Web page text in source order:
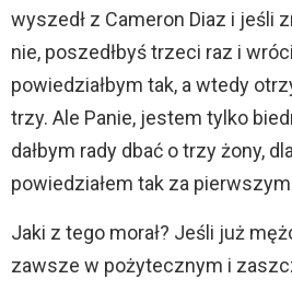
wyszedł z Cameron Diaz i jeśli
nie, poszedłbyś trzeci raz i
powiedziałbym tak, a wtedy
trzy. Ale Panie, jestem tylko
dałbym rady dbać o trzy żony,
powiedziałem tak za
Jaki z tego morał? Jeśli już
zawsze w pożytecznym i